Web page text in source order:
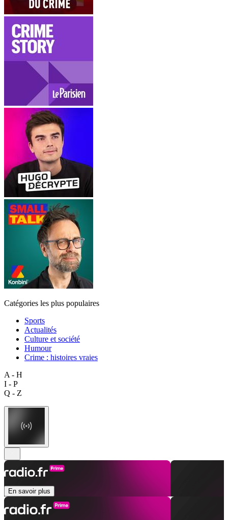
Catégories les plus populaires
Sports
Actualités
Culture et société
Humour
Crime : histoires vraies
A - H
I - P
Q - Z
En savoir plus